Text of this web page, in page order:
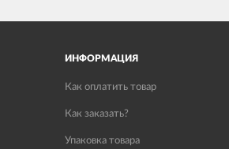
ИНФОРМАЦИЯ
Как оплатить товар
Как заказать?
Упаковка товара